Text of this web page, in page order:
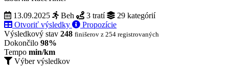
13.09.2025
Beh 3 tratí
29 kategórií
Otvoriť výsledky
Propozície
Výsledkový stav 248 finišerov z 254 registrovaných
Dokončilo 98%
Tempo min/km
Výber výsledkov